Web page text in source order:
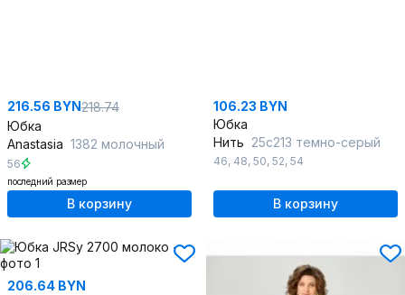
216.56 BYN218.74
Юбка
Anastasia 1382 молочный
56
последний размер
В корзину
106.23 BYN
Юбка
Нить 25с213 темно-серый
46, 48, 50, 52, 54
В корзину
206.64 BYN